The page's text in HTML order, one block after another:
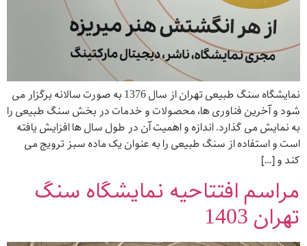
نمایشگاه سنگ طبیعی تهران از سال 1376 به صورت سالانه برگزار می
شود و آخرین فناوری ها، محصولات و خدمات در بخش سنگ طبیعی را
به نمایش می گذارد. اندازه و اهمیت آن در طول سال ها افزایش یافته
است و استفاده از سنگ طبیعی را به عنوان یک ماده سبز ترویج می
کند و […]
مراسم افتتاحیه نمایشگاه سنگ
تهران 1403